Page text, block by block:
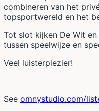
combineren van het
topsportwereld en het
Tot slot kijken De Wit
tussen speelwijze en
Veel luisterplezier!
See omnystudio.com/